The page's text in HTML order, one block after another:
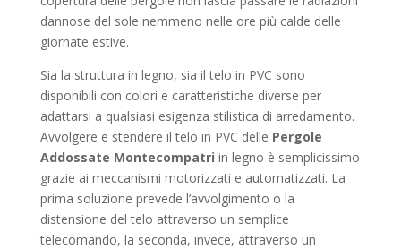
dannose del sole nemmeno nelle ore più calde delle
giornate estive.
Sia la struttura in legno, sia il telo in PVC sono
disponibili con colori e caratteristiche diverse per
adattarsi a qualsiasi esigenza stilistica di arredamento.
Avvolgere e stendere il telo in PVC delle Pergole
Addossate Montecompatri in legno è semplicissimo
grazie ai meccanismi motorizzati e automatizzati. La
prima soluzione prevede l’avvolgimento o la
distensione del telo attraverso un semplice
telecomando, la seconda, invece, attraverso un